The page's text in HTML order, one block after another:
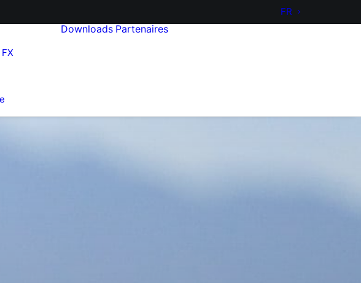
FR
Downloads Partenaires